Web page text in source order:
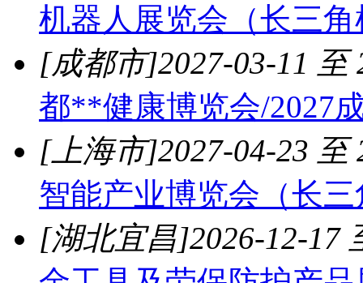
机器人展览会（长三
[成都市]2027-03-11 至
都**健康博览会/2027
[上海市]2027-04-23 至
智能产业博览会（长
[湖北宜昌]2026-12-17